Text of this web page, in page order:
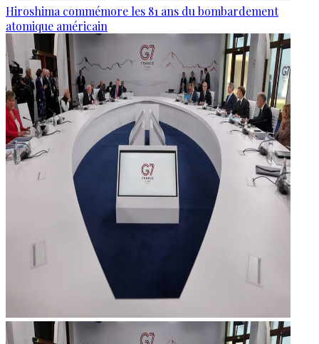
Hiroshima commémore les 81 ans du bombardement
atomique américain